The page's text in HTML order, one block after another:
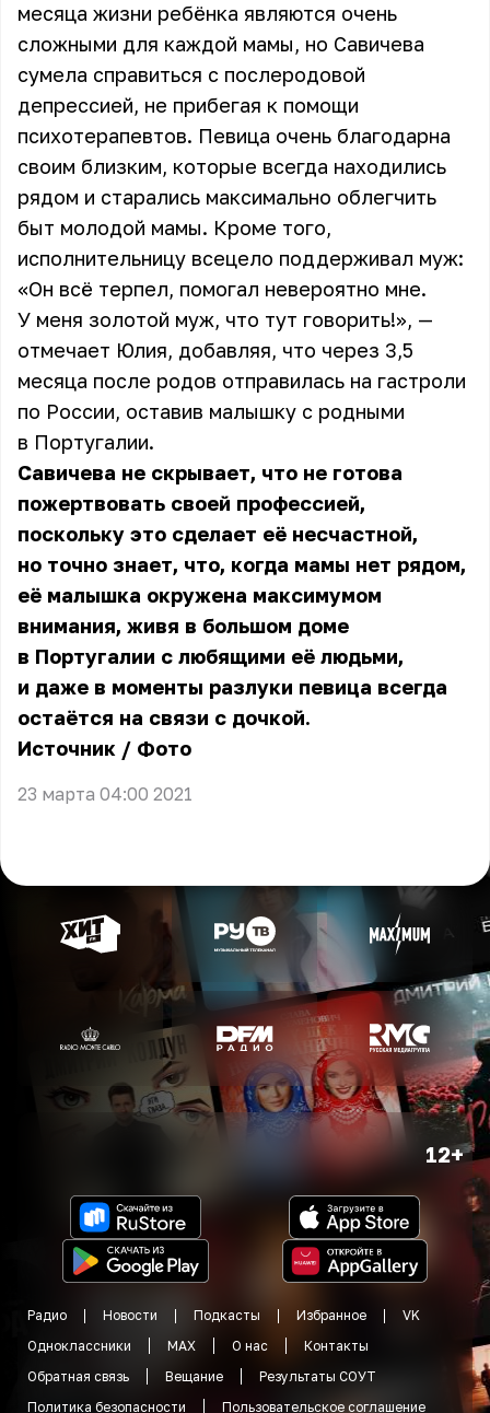
месяца жизни ребёнка являются очень
сложными для каждой мамы, но Савичева
сумела справиться с послеродовой
депрессией, не прибегая к помощи
психотерапевтов. Певица очень благодарна
своим близким, которые всегда находились
рядом и старались максимально облегчить
быт молодой мамы. Кроме того,
исполнительницу всецело поддерживал муж:
«Он всё терпел, помогал невероятно мне.
У меня золотой муж, что тут говорить!», —
отмечает Юлия, добавляя, что через 3,5
месяца после родов отправилась на гастроли
по России, оставив малышку с родными
в Португалии.
Савичева не скрывает, что не готова
пожертвовать своей профессией,
поскольку это сделает её несчастной,
но точно знает, что, когда мамы нет рядом,
её малышка окружена максимумом
внимания, живя в большом доме
в Португалии с любящими её людьми,
и даже в моменты разлуки певица всегда
остаётся на связи с дочкой.
Источник / Фото
23 марта 04:00 2021
12+
Радио Новости Подкасты Избранное
VK
Одноклассники
MAX О нас
Контакты
Обратная связь
Вещание
Результаты СОУТ
Политика безопасности
Пользовательское соглашение